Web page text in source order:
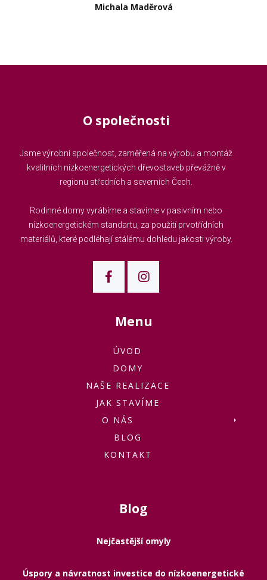
Michala Maděrová
O společnosti
Jsme výrobní společnost, zaměřená na výrobu a montáž
kvalitních nízkoenergetických dřevostaveb převážně v
regionu středních a severních Čech.
Rodinné domy vyrábíme a stavíme v pasivním nebo
nízkoenergetickém standartu, za použití prvotřídních
materiálů, které podléhají stálému dohledu jakosti výroby.
Menu
ÚVOD
DOMY
NAŠE REALIZACE
JAK STAVÍME
O NÁS
BLOG
KONTAKT
Blog
Nejčastější omyly
Úspory a návratnost investice do nízkoenergetické